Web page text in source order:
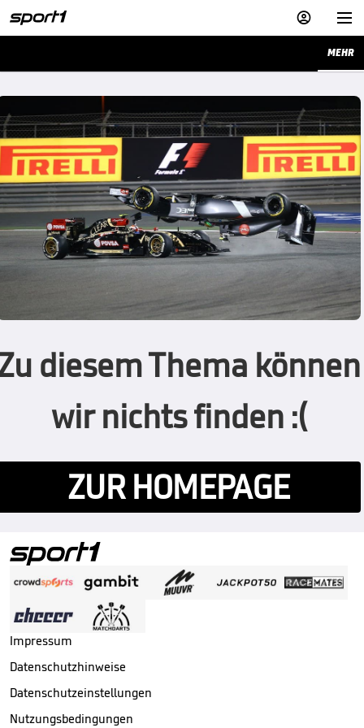


MEHR
diesem Thema können
wir nichts finden :(
ZUR HOMEPAGE
Impressum
Datenschutzhinweise
Datenschutzeinstellungen
Nutzungsbedingungen